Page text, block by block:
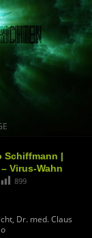
Schiffmann |
Virus-Wahn
899
Dr. med. Claus